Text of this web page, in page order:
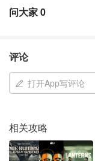
虽然不知道Waltz邀
已经无法挽回。
把这次乌龙事件的
要订阅杂志付费才
问大家0
评论
打开App写评论
相关攻略